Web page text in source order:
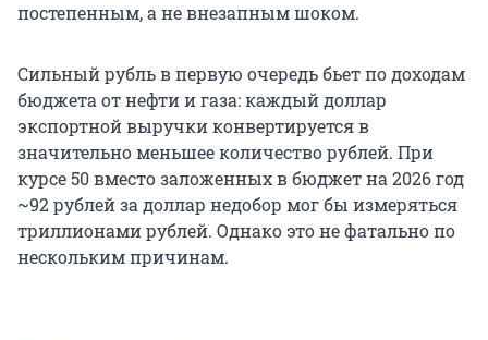
постепенным, а не внезапным шоком.
Сильный рубль в первую очередь бьет по доходам
бюджета от нефти и газа: каждый доллар
экспортной выручки конвертируется в
значительно меньшее количество рублей. При
курсе50вместо заложенных в бюджет на 2026 год
~92рублей за доллар недобор мог бы измеряться
триллионами рублей. Однако это не фатально по
нескольким причинам.